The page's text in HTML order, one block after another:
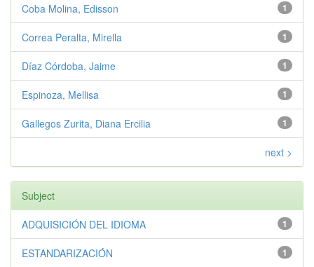
1
Coba Molina, Edisson
1
Correa Peralta, Mirella
1
Díaz Córdoba, Jaime
1
Espinoza, Mellisa
1
Gallegos Zurita, Diana Ercilia
next >
Subject
1
ADQUISICIÓN DEL IDIOMA
1
ESTANDARIZACIÓN